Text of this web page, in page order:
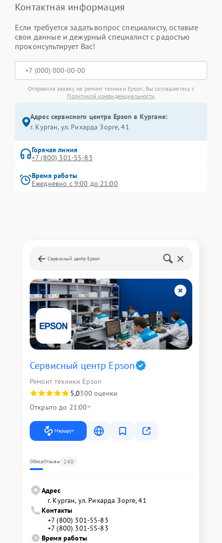
Контактная информация
Если требуется задать вопрос специалисту, оставьте
свои данные и дежурный специалист с радостью
проконсультирует Вас!
Отправляя заявку на ремонт техники Epson, Вы соглашаетесь с
Политикой конфиденциальности
Адрес сервисного центра Epson в Кургане:
г. Курган, ул. Рихарда Зорге, 41
Горячая линия
+7 (800) 301-55-83
Время работы
Ежедневно с 9:00 до 21:00
Сервисный центр Epson
Сервисный центр Epson
Ремонт техники Epson
5,0300 оценки
Открыто до 21:00
Маршрут
ОбзорОтзывы 240
Адрес
г. Курган, ул. Рихарда Зорге, 41
Контакты
+7 (800) 301-55-83
+7 (800) 301-55-83
Время работы